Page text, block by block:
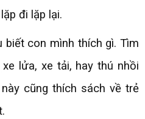
đi lặp lại.
biết con mình thích gì. Tìm
lửa, xe tải, hay thú nhồi
cũng thích sách về trẻ